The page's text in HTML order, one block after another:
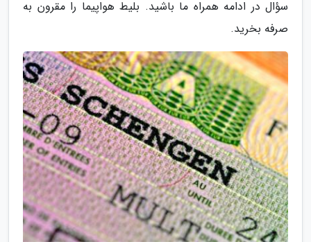
سؤال در ادامه همراه ما باشید. بلیط هواپیما را مقرون به
صرفه بخرید.